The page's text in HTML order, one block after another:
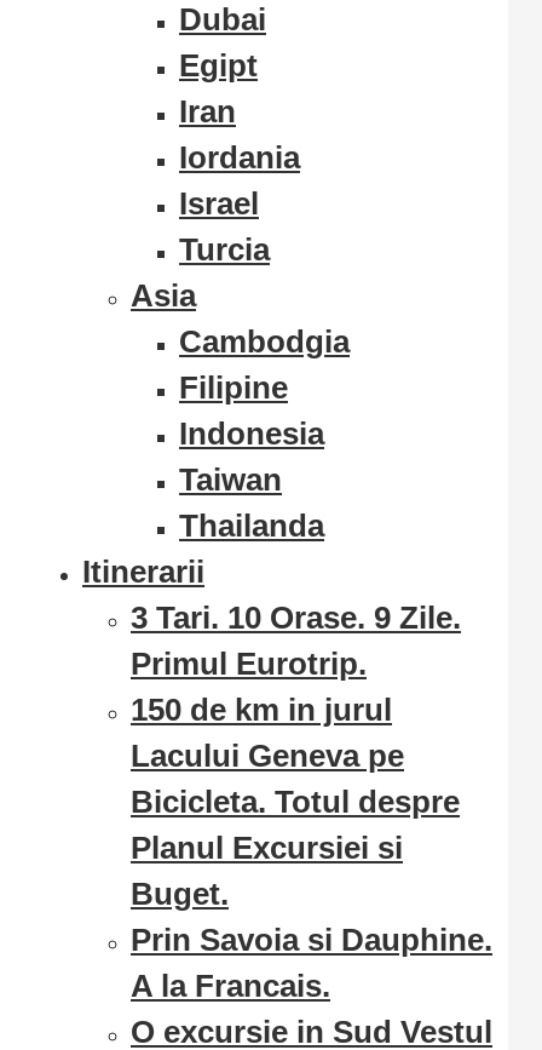
Dubai
Egipt
Iran
Iordania
Israel
Turcia
Asia
Cambodgia
Filipine
Indonesia
Taiwan
Thailanda
Itinerarii
3 Tari. 10 Orase. 9 Zile.
Primul Eurotrip.
150 de km in jurul
Lacului Geneva pe
Bicicleta. Totul despre
Planul Excursiei si
Buget.
Prin Savoia si Dauphine.
A la Francais.
O excursie in Sud Vestul